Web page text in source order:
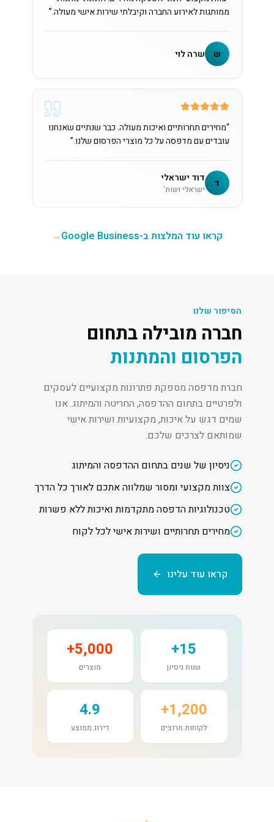
ממותגות לאירוע החברה וקיבלתי שירות אישי מעולה.”
ש שרה לוי
“מחירים תחרותיים ואיכות מעולה. כבר שנתיים שאנחנו
עובדים עם מדפסה על כל מוצרי הפרסום שלנו.”
ד דוד ישראלי
ישראלי ושות'
קראו עוד המלצות ב-Google Business →
הסיפור שלנו
חברה מובילה בתחום
הפרסום והמתנות
חברת מדפסה מספקת פתרונות מקצועיים לעסקים
ולפרטיים בתחום ההדפסה, החריטה והמיתוג. אנו
שמים דגש על איכות, מקצועיות ושירות אישי
שמותאם לצרכים שלכם.
ניסיון של שנים בתחום ההדפסה והמיתוג
צוות מקצועי ומסור שמלווה אתכם לאורך כל הדרך
טכנולוגיות הדפסה מתקדמות ואיכות ללא פשרות
מחירים תחרותיים ושירות אישי לכל לקוח
קראו עוד עלינו
15+
שנות ניסיון
5,000+
מוצרים
1,200+
לקוחות מרוצים
4.9
דירוג ממוצע